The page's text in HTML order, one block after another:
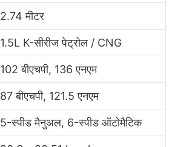
2.74 मीटर
1.5L K-सीरीज पेट्रोल / CNG
102 बीएचपी, 136 एनएम
87 बीएचपी, 121.5 एनएम
5-स्पीड मैनुअल, 6-स्पीड ऑटोमैटिक